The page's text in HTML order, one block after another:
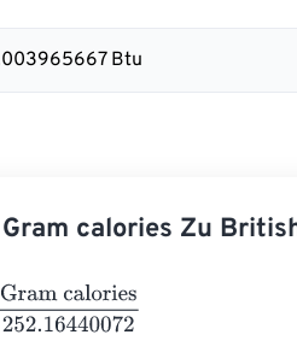
Btu
calories Zu
252.16440072